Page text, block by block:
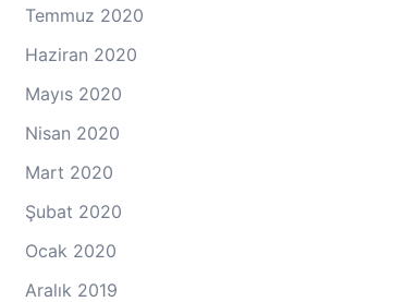
Temmuz 2020
Haziran 2020
Mayıs 2020
Nisan 2020
Mart 2020
Şubat 2020
Ocak 2020
Aralık 2019